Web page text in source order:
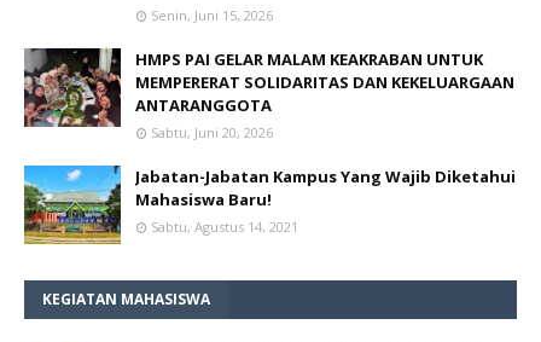
Senin, Juni 15, 2026
HMPS PAI GELAR MALAM KEAKRABAN UNTUK
MEMPERERAT SOLIDARITAS DAN KEKELUARGAAN
ANTARANGGOTA
Sabtu, Juni 20, 2026
Jabatan-Jabatan Kampus Yang Wajib Diketahui
Mahasiswa Baru!
Sabtu, Agustus 14, 2021
KEGIATAN MAHASISWA